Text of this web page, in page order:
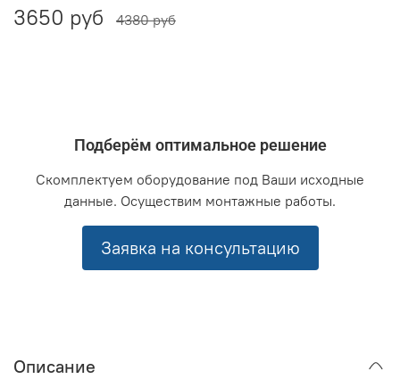
3650 руб 4380 руб
Подберём оптимальное решение
Скомплектуем оборудование под Ваши исходные
данные. Осуществим монтажные работы.
Заявка на консультацию
Описание